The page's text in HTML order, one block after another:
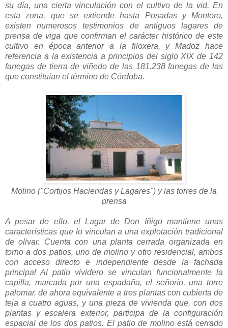
su día, una cierta vinculación con el cultivo de la vid. En
esta zona, que se extiende hasta Posadas y Montoro,
existen numerosos testimonios de antiguos lagares de
prensa de viga que confirman el carácter histórico de este
cultivo en época anterior a la filoxera, y Madoz hace
referencia a la existencia a principios del siglo XIX de 142
fanegas de tierra de viñedo de las 181.238 fanegas de las
que constituían el término de Córdoba.
Molino ("Cortijos Haciendas y Lagares") y las torres de la
prensa
A pesar de ello, el Lagar de Don Iñigo mantiene unas
características que lo vinculan a una explotación tradicional
de olivar. Cuenta con una planta cerrada organizada en
torno a dos patios, uno de molino y otro residencial, ambos
con acceso directo e independiente desde la fachada
principal Al patio vividero se vinculan funcionalmente la
capilla, marcada por una espadaña, el señorío, una torre
palomar, de ahora equivalente a tres plantas con cubierta de
teja a cuatro aguas, y una pieza de vivienda que, con dos
plantas y escalera exterior, participa de la configuración
espacial de los dos patios. El patio de molino está cerrado